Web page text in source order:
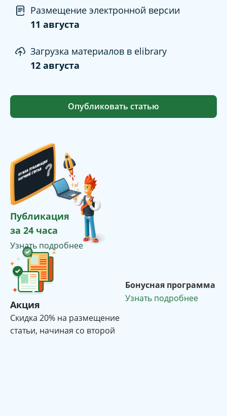
Размещение электронной версии
11 августа
Загрузка материалов в elibrary
12 августа
Опубликовать статью
Публикация
за 24 часа
Узнать подробнее
Акция
Cкидка 20% на размещение
статьи, начиная со второй
Бонусная программа
Узнать подробнее